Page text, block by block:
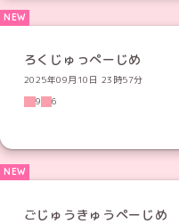
ろくじゅっぺーじめ
2025年09月10日 23時57分
9
6
ごじゅうきゅうぺーじめ